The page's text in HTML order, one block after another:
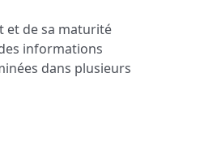
et de sa maturité
informations
dans plusieurs